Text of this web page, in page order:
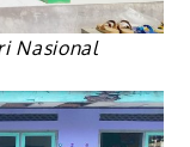
Nasional